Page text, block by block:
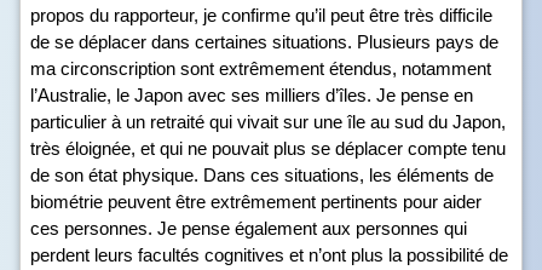
propos du rapporteur, je confirme qu’il peut être très difficile
de se déplacer dans certaines situations. Plusieurs pays de
ma circonscription sont extrêmement étendus, notamment
l’Australie, le Japon avec ses milliers d’îles. Je pense en
particulier à un retraité qui vivait sur une île au sud du Japon,
très éloignée, et qui ne pouvait plus se déplacer compte tenu
de son état physique. Dans ces situations, les éléments de
biométrie peuvent être extrêmement pertinents pour aider
ces personnes. Je pense également aux personnes qui
perdent leurs facultés cognitives et n’ont plus la possibilité de